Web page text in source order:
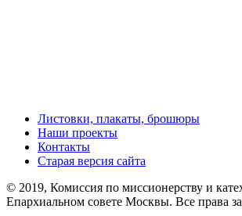
Листовки, плакаты, брошюры
Наши проекты
Контакты
Старая версия сайта
© 2019, Комиссия по миссионерству и
Епархиальном совете Москвы. Все права